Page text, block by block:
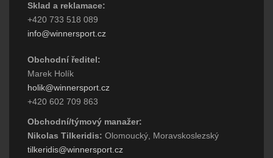
Sklad a reklamace:
+420 733 518 089
info@winnersport.cz
Obchodní ředitel:
Marek Holík
holik@winnersport.cz
+420 602 709 863
Obchodní/týmový manažer:
Nikolas Tilkeridis: Olomoucký, Moravskoslezský
tilkeridis@winnersport.cz